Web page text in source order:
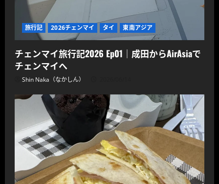
旅行記 2026チェンマイ タイ 東南アジア
チェンマイ旅行記2026 Ep01｜成田からAirAsiaで
チェンマイへ
Shin Naka（なかしん）